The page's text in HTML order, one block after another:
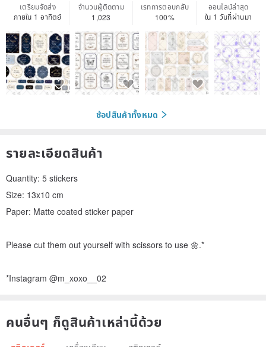
เตรียมจัดส่ง
ภายใน 1 อาทิตย์
จำนวนผู้ติดตาม
1,023
เรทการตอบกลับ
100%
ออนไลน์ล่าสุด
ใน 1 วันที่ผ่านมา
ช้อปสินค้าทั้งหมด
รายละเอียดสินค้า
Quantity: 5 stickers
Size: 13x10 cm
Paper: Matte coated sticker paper
Please cut them out yourself with scissors to use 🌼.*
*Instagram @m_xoxo__02
คนอื่นๆ ก็ดูสินค้าเหล่านี้ด้วย